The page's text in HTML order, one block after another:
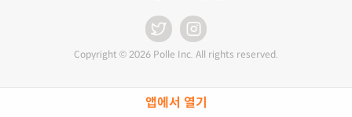
앱에서 열기
Copyright © 2026 Polle Inc. All rights reserved.